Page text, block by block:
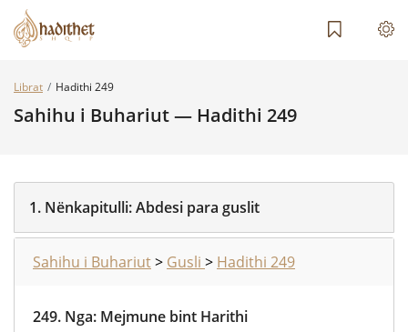
Librat Hadithi 249
Sahihu i Buhariut — Hadithi 249
1. Nënkapitulli:Abdesi para guslit
Sahihu i Buhariut> Gusli > Hadithi 249
249. Nga: Mejmune bint Harithi